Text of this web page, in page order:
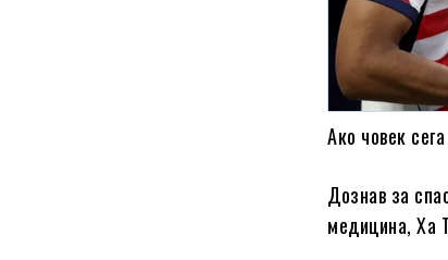
Ако човек
Дознав за
медицина, Ха